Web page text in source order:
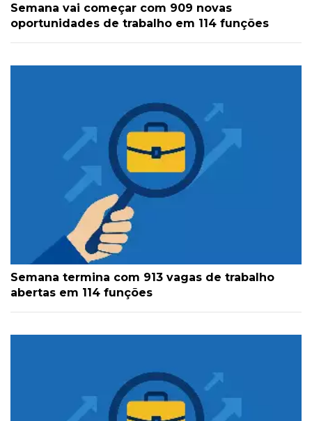
Semana vai começar com 909 novas
oportunidades de trabalho em 114 funções
Semana termina com 913 vagas de trabalho
abertas em 114 funções